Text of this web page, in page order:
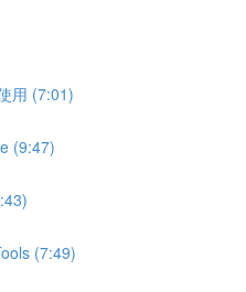
用 (7:01)
(9:47)
(7:49)